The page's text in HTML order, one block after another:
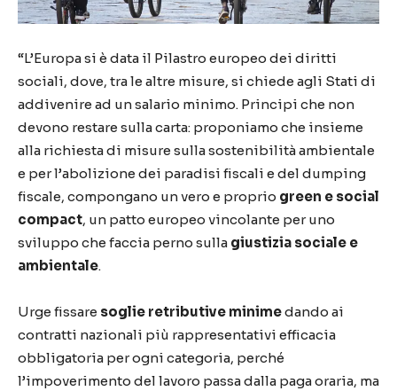
“L’Europa si è data il Pilastro europeo dei diritti
sociali, dove, tra le altre misure, si chiede agli Stati di
addivenire ad un salario minimo. Principi che non
devono restare sulla carta: proponiamo che insieme
alla richiesta di misure sulla sostenibilità ambientale
e per l’abolizione dei paradisi fiscali e del dumping
fiscale, compongano un vero e proprio green e social
compact, un patto europeo vincolante per uno
sviluppo che faccia perno sulla giustizia sociale e
ambientale.
Urge fissare soglie retributive minimedando ai
contratti nazionali più rappresentativi efficacia
obbligatoria per ogni categoria, perché
l’impoverimento del lavoro passa dalla paga oraria, ma